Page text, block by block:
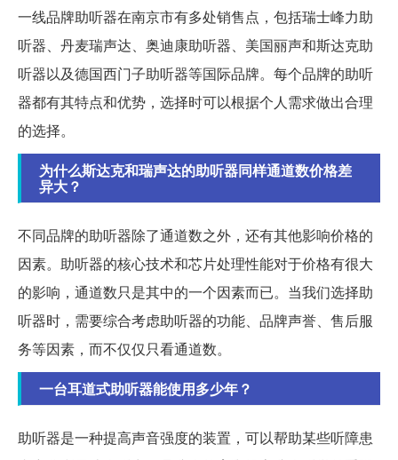
一线品牌助听器在南京市有多处销售点，包括瑞士峰力助
听器、丹麦瑞声达、奥迪康助听器、美国丽声和斯达克助
听器以及德国西门子助听器等国际品牌。每个品牌的助听
器都有其特点和优势，选择时可以根据个人需求做出合理
的选择。
为什么斯达克和瑞声达的助听器同样通道数价格差
异大？
不同品牌的助听器除了通道数之外，还有其他影响价格的
因素。助听器的核心技术和芯片处理性能对于价格有很大
的影响，通道数只是其中的一个因素而已。当我们选择助
听器时，需要综合考虑助听器的功能、品牌声誉、售后服
务等因素，而不仅仅只看通道数。
一台耳道式助听器能使用多少年？
助听器是一种提高声音强度的装置，可以帮助某些听障患